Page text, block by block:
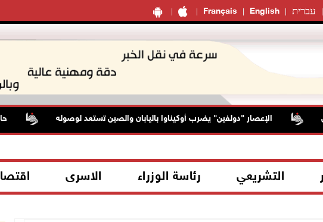
Français English עברית
الإعصار "دولفين" يضرب أوكيناوا باليابان والصين تستعد لوصوله حالة
التشريعي رئاسة الوزراء الاسرى